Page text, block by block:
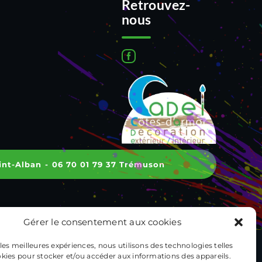
Gérer le consentement aux cookies
meilleures expériences, nous utilisons des technologies telles
pour stocker et/ou accéder aux informations des appareils.
Retrouvez-
nous
Alban - 06 70 01 79 37 Trémuson
| Politique de confidentialité | Plan de site